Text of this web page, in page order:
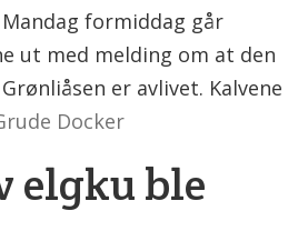
Mandag formiddag går
ut med melding om at den
er avlivet. Kalvene
Docker
elgku ble